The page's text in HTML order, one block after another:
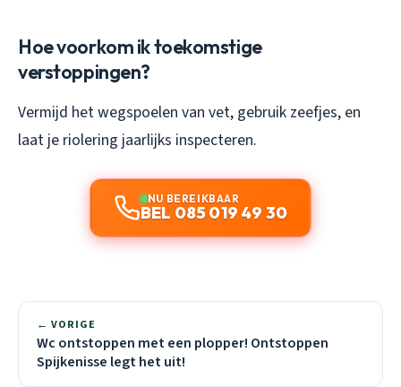
Hoe voorkom ik toekomstige
verstoppingen?
Vermijd het wegspoelen van vet, gebruik zeefjes, en
laat je riolering jaarlijks inspecteren.
NU BEREIKBAAR
BEL 085 019 49 30
← VORIGE
Wc ontstoppen met een plopper! Ontstoppen
Spijkenisse legt het uit!